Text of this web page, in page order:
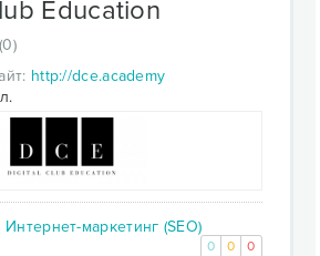
Education
http://dce.academy
Интернет-маркетинг (SEO)
0 0 0